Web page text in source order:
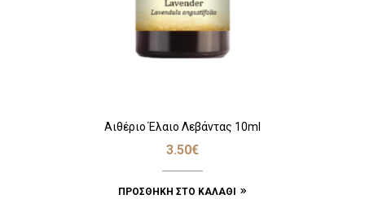
Αιθέριο Έλαιο Λεβάντας 10ml
3.50€
ΠΡΟΣΘΉΚΗ ΣΤΟ ΚΑΛΆΘΙ